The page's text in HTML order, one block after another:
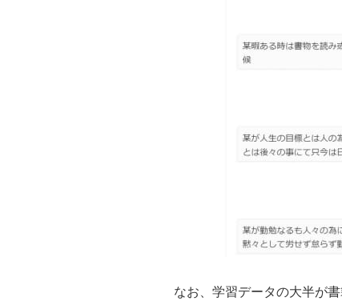
なお、学習データの大半が